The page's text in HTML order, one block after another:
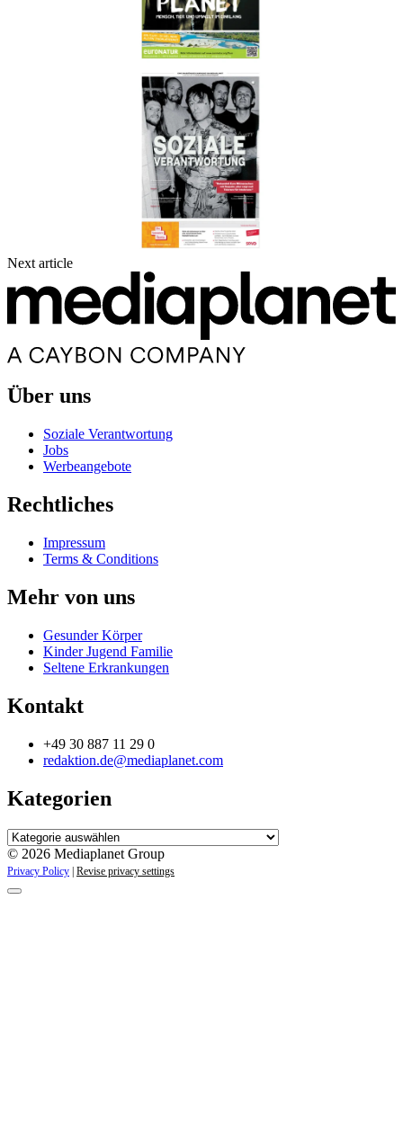
Next article
Über uns
Soziale Verantwortung
Jobs
Werbeangebote
Rechtliches
Impressum
Terms & Conditions
Mehr von uns
Gesunder Körper
Kinder Jugend Familie
Seltene Erkrankungen
Kontakt
+49 30 887 11 29 0
redaktion.de@mediaplanet.com
Kategorien
Kategorien
© 2026 Mediaplanet Group
Privacy Policy | Revise privacy settings